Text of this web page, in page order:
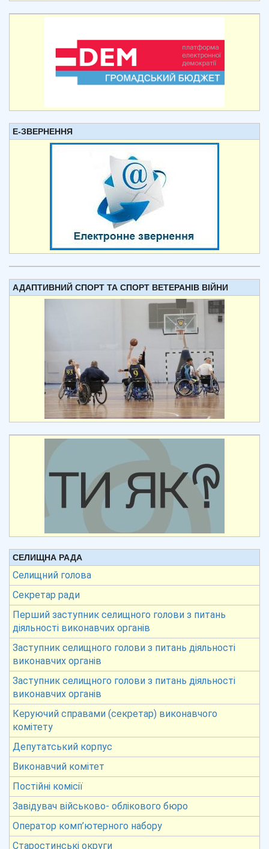
Е-ЗВЕРНЕННЯ
АДАПТИВНИЙ СПОРТ ТА СПОРТ ВЕТЕРАНІВ ВІЙНИ
СЕЛИЩНА РАДА
Селищний голова
Секретар ради
Перший заступник селищного голови з питань
діяльності виконавчих органів
Заступник селищного голови з питань діяльності
виконавчих органів
Заступник селищного голови з питань діяльності
виконавчих органів
Керуючий справами (секретар) виконавчого
комітету
Депутатський корпус
Виконавчий комітет
Постійні комісії
Завідувач військово- облікового бюро
Оператор комп’ютерного набору
Старостинські округи